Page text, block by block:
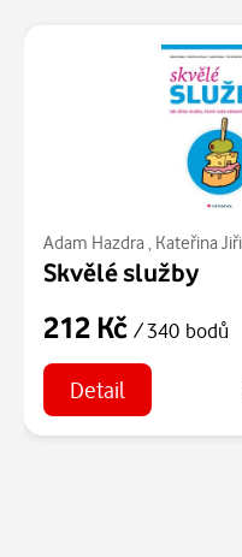
Adam Hazdra , Kateřina
Skvělé služby
212 Kč / 340 bodů
Detail